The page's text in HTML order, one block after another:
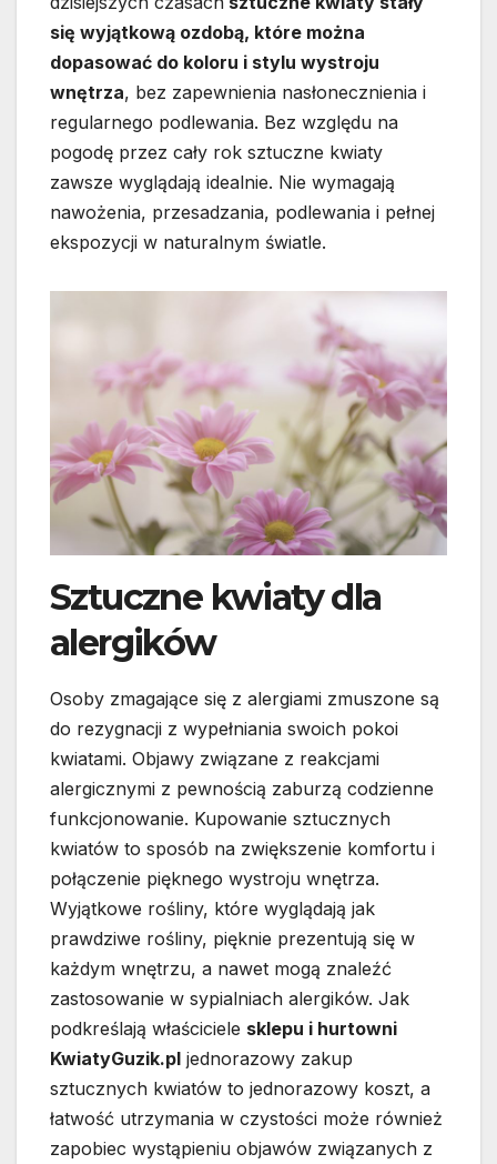
się wyjątkową ozdobą, które można
dopasować do koloru i stylu wystroju
wnętrza, bez zapewnienia nasłonecznienia i
regularnego podlewania. Bez względu na
pogodę przez cały rok sztuczne kwiaty
zawsze wyglądają idealnie. Nie wymagają
nawożenia, przesadzania, podlewania i pełnej
ekspozycji w naturalnym światle.
Sztuczne kwiaty dla
alergików
Osoby zmagające się z alergiami zmuszone są
do rezygnacji z wypełniania swoich pokoi
kwiatami. Objawy związane z reakcjami
alergicznymi z pewnością zaburzą codzienne
funkcjonowanie. Kupowanie sztucznych
kwiatów to sposób na zwiększenie komfortu i
połączenie pięknego wystroju wnętrza.
Wyjątkowe rośliny, które wyglądają jak
prawdziwe rośliny, pięknie prezentują się w
każdym wnętrzu, a nawet mogą znaleźć
zastosowanie w sypialniach alergików. Jak
podkreślają właściciele sklepu i hurtowni
KwiatyGuzik.pl jednorazowy zakup
sztucznych kwiatów to jednorazowy koszt, a
łatwość utrzymania w czystości może również
zapobiec wystąpieniu objawów związanych z